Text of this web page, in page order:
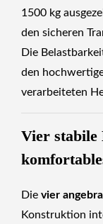
1500 kg
den sicheren
Die
den
verarbeiteten
Vier stabile
Die vier
Konstruktion